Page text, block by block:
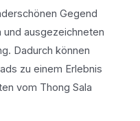
Gegend
und ausgezeichneten
Dadurch können
zu einem Erlebnis
vom Thong Sala